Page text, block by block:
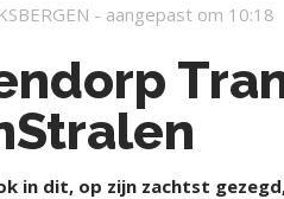
- aangepast om 10:18
Ook in dit, op zijn zachtst